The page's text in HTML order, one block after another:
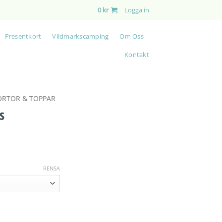
0kr Logga in
Presentkort Vildmarkscamping Om Oss
Kontakt
& TOPPAR
RENSA